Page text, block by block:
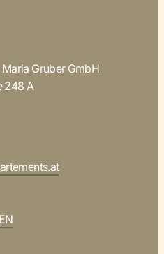
Gruber GmbH
248 A
EN